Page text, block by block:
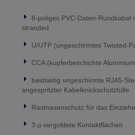
8-poliges PVC-Daten-Rundkabel
stranded
U/UTP (ungeschirmtes Twisted-
CCA (kupferbeschichte
beidseitig ungeschirmte RJ45-
angespritzter Kabelknickschutztülle
Rastnasenschutz für das
3 µ vergoldete Kontaktflächen